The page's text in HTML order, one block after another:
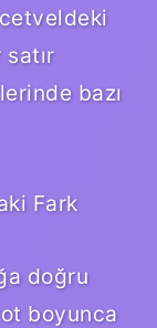
bazı
Fark
doğru
boyunca